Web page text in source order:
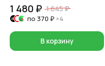
1 480 ₽ 1 645 ₽
по 370 ₽ ×4
В корзину